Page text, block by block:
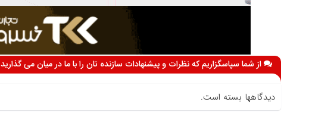
از شما سپاسگزاریم که نظرات و پیشنهادات سازنده تان را با ما در میان می گذارید
دیدگاهها بسته است.